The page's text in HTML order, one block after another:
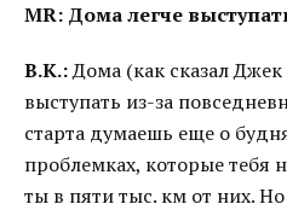
MR: Дома легче
В.К.:Дома (как сказал
выступать из-за
старта думаешь еще о
проблемках, которые тебя
ты в пяти тыс. км от них.